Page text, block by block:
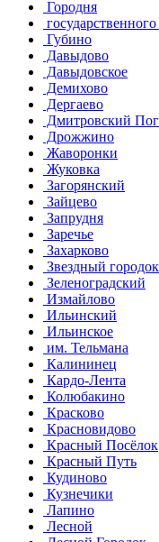
Городня
Губино
Давыдово
Давыдовское
Демихово
Дергаево
Дмитровский
Дрожжино
Жаворонки
Жуковка
Загорянский
Зайцево
Запрудня
Заречье
Захарково
Звездный городок
Зеленоградский
Измайлово
Ильинский
Ильинское
им. Тельмана
Калининец
Кардо-Лента
Колюбакино
Красково
Красновидово
Красный Посёлок
Красный Путь
Кудиново
Кузнечики
Лапино
Лесной